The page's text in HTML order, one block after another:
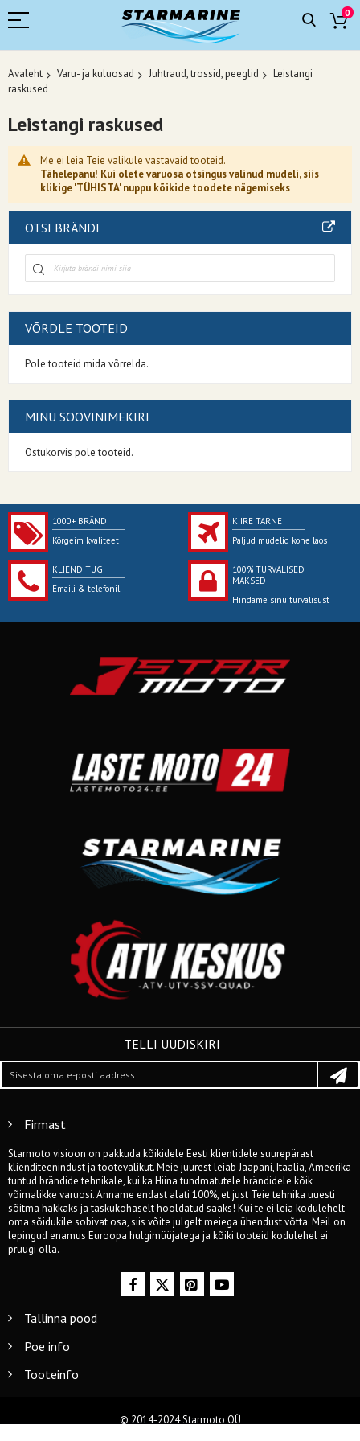
0
Avaleht Varu- ja kuluosad Juhtraud, trossid, peeglid
Leistangi
raskused
Leistangi raskused
Me ei leia Teie valikule vastavaid tooteid.
Tähelepanu! Kui olete varuosa otsingus valinud mudeli, siis
klikige 'TÜHISTA' nuppu kõikide toodete nägemiseks
OTSI BRÄNDI
VÕRDLE TOOTEID
Pole tooteid mida võrrelda.
MINU SOOVINIMEKIRI
Ostukorvis pole tooteid.
1000+ BRÄNDI
Kõrgeim kvaliteet
KIIRE TARNE
Paljud mudelid kohe laos
KLIENDITUGI
Emaili & telefonil
100% TURVALISED
MAKSED
Hindame sinu turvalisust
TELLI UUDISKIRI
Firmast
Starmoto visioon on pakkuda kõikidele Eesti klientidele suurepärast
klienditeenindust ja tootevalikut. Meie juurest leiab Jaapani, Itaalia, Ameerika
tuntud brändide tehnikale, kui ka Hiina tundmatutele brändidele kõik
võimalikke varuosi. Anname endast alati 100%, et just Teie tehnika uuesti
sõitma hakkaks ja taskukohaselt hooldatud saaks! Kui te ei leia kodulehelt
oma sõidukile sobivat osa, siis võite julgelt meiega ühendust võtta. Meil on
lepingud enamus Euroopa hulgimüüjatega ja kõiki tooteid kodulehel ei
pruugi olla.
Tallinna pood
Poe info
Tooteinfo
© 2014-2024 Starmoto OÜ